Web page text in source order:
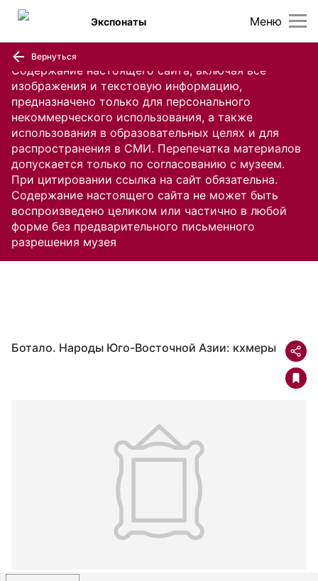
Содержание настоящего сайта, включая все
изображения и текстовую информацию,
предназначено только для персонального
некоммерческого использования, а также
использования в образовательных целях и для
распространения в СМИ. Перепечатка материалов
допускается только по согласованию с музеем.
При цитировании ссылка на сайт обязательна.
Содержание настоящего сайта не может быть
воспроизведено целиком или частично в любой
форме без предварительного письменного
разрешения музея
Меню
Экспонаты
Вернуться
Ботало. Народы Юго-Восточной Азии: кхмеры